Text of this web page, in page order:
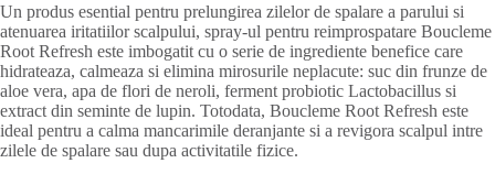
Un produs esential pentru prelungirea zilelor de spalare a parului si
atenuarea iritatiilor scalpului, spray-ul pentru reimprospatare Boucleme
Root Refresh este imbogatit cu o serie de ingrediente benefice care
hidrateaza, calmeaza si elimina mirosurile neplacute: suc din frunze de
aloe vera, apa de flori de neroli, ferment probiotic Lactobacillus si
extract din seminte de lupin. Totodata, Boucleme Root Refresh este
ideal pentru a calma mancarimile deranjante si a revigora scalpul intre
zilele de spalare sau dupa activitatile fizice.